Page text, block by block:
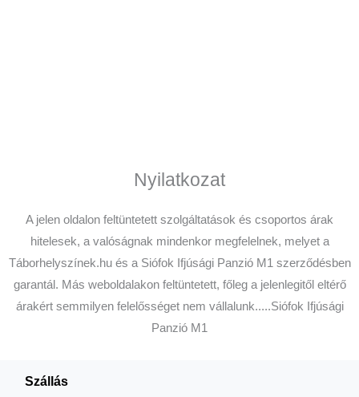
Nyilatkozat
A jelen oldalon feltüntetett szolgáltatások és csoportos árak
hitelesek, a valóságnak mindenkor megfelelnek, melyet a
Táborhelyszínek.hu és a Siófok Ifjúsági Panzió M1 szerződésben
garantál. Más weboldalakon feltüntetett, főleg a jelenlegitől eltérő
árakért semmilyen felelősséget nem vállalunk.....Siófok Ifjúsági
Panzió M1
Szállás